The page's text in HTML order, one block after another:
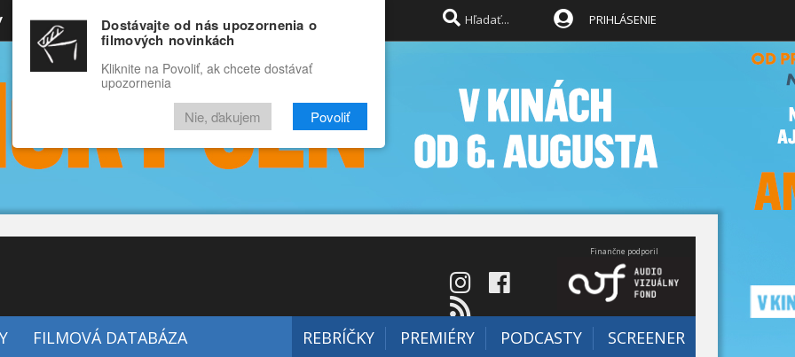
Rozprávky Funny Docu
RECENZIE VIDEÁ FILMY
PRIHLÁSENIE
Finančne podporil
FILMOVÁ DATABÁZA REBRÍČKY PREMIÉRY PODCASTY SCREENER
Dostávajte od nás upozornenia o
filmových novinkách
Kliknite na Povoliť, ak chcete dostávať
upozornenia
Nie, ďakujem Povoliť